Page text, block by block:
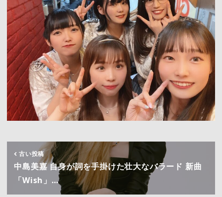
古い投稿
中島美嘉 自身が詞を手掛けた壮大なバラード 新曲
「Wish」…